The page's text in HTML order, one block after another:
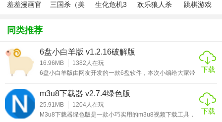
3、不管用户需要下载什么文档，不管文档本身是否需要付费
1、打开下载的.exe文件。
载。
3、稍等片刻即可下载成功。
羞羞漫画官
三国杀（美
生化危机3
欢乐狼人杀
跳棋游戏
同类推荐
6盘小白羊版 v1.2.16破解版
16.96MB 1382 人在玩
6盘小白羊版由网友开发的一款6盘软件，本次小编给大家带
制，并且不限制下载速度，绿色小巧，下载解压即可使用非
常的方便，这是一款集网盘下载、资源搜索、BT任务于一身
的下载工具，绝对能够吸引大家，他能帮助大家备份电脑或
者手机上的各种文件，可以快速上传各种文件，还可以直接
下载
m3u8下载器 v2.7.4绿色版
25.91MB 1204人在玩
M3u8下载器绿色版是一款小巧实用的m3u8视频下载工具，
下载